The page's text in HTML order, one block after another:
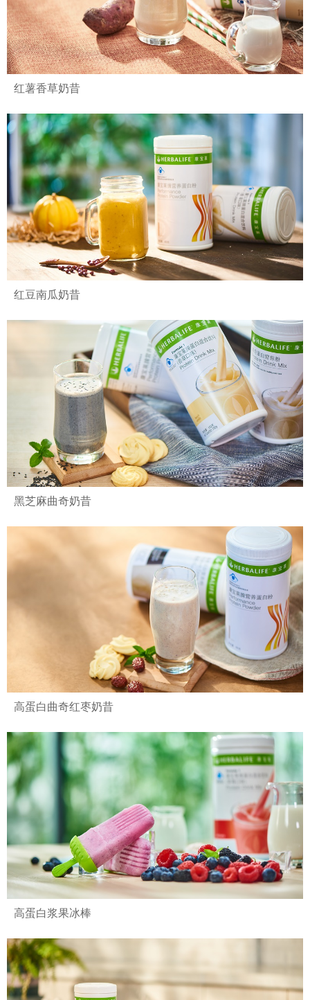
红薯香草奶昔
红豆南瓜奶昔
黑芝麻曲奇奶昔
高蛋白曲奇红枣奶昔
高蛋白浆果冰棒